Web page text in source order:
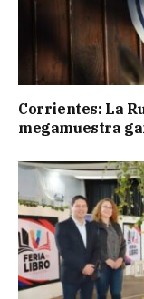
Corrientes: La
megamuestra